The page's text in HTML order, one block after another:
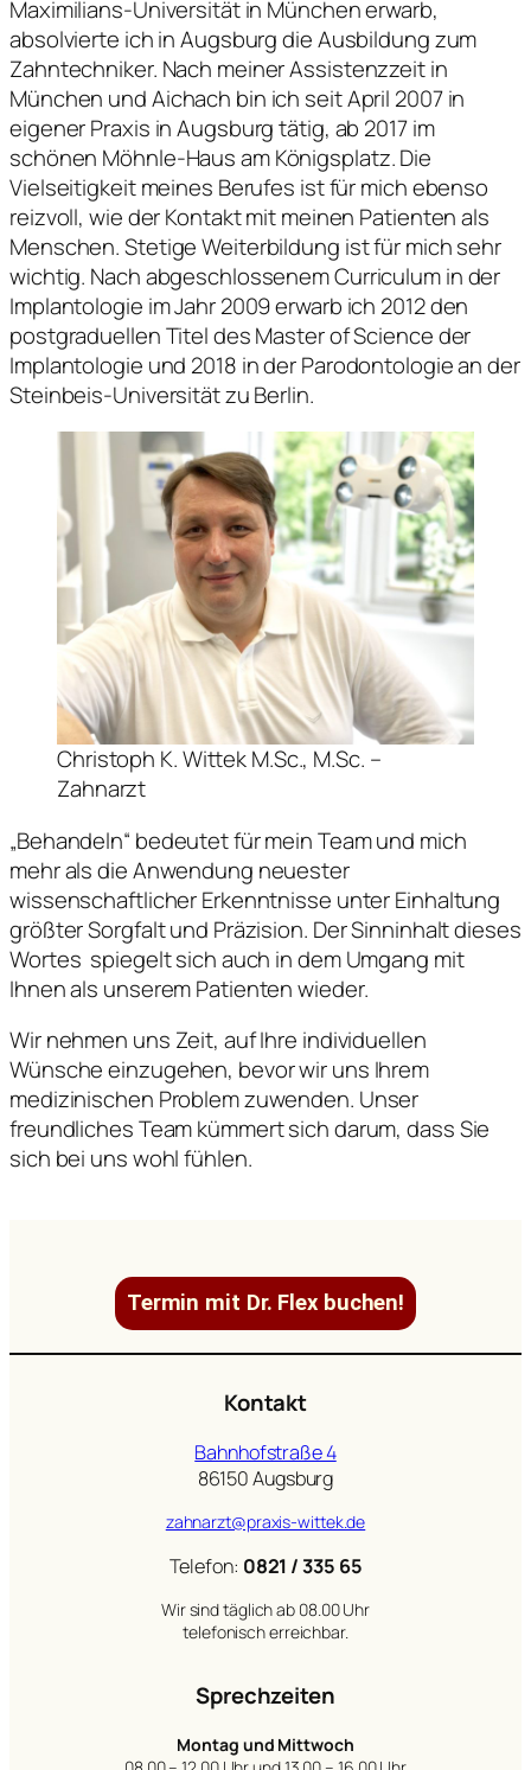
Maximilians-Universität in München erwarb,
absolvierte ich in Augsburg die Ausbildung zum
Zahntechniker. Nach meiner Assistenzzeit in
München und Aichach bin ich seit April 2007 in
eigener Praxis in Augsburg tätig, ab 2017 im
schönen Möhnle-Haus am Königsplatz. Die
Vielseitigkeit meines Berufes ist für mich ebenso
reizvoll, wie der Kontakt mit meinen Patienten als
Menschen. Stetige Weiterbildung ist für mich sehr
wichtig. Nach abgeschlossenem Curriculum in der
Implantologie im Jahr 2009 erwarb ich 2012 den
postgraduellen Titel des Master of Science der
Implantologie und 2018 in der Parodontologie an der
Steinbeis-Universität zu Berlin.
Christoph K. Wittek M.Sc., M.Sc. –
Zahnarzt
„Behandeln“ bedeutet für mein Team und mich
mehr als die Anwendung neuester
wissenschaftlicher Erkenntnisse unter Einhaltung
größter Sorgfalt und Präzision. Der Sinninhalt dieses
Wortes spiegelt sich auch in dem Umgang mit
Ihnen als unserem Patienten wieder.
Wir nehmen uns Zeit, auf Ihre individuellen
Wünsche einzugehen, bevor wir uns Ihrem
medizinischen Problem zuwenden. Unser
freundliches Team kümmert sich darum, dass Sie
sich bei uns wohl fühlen.
Termin mit Dr. Flex buchen!
Kontakt
Bahnhofstraße 4
86150 Augsburg
zahnarzt@praxis-wittek.de
Telefon: 0821 / 335 65
Wir sind täglich ab 08.00 Uhr
telefonisch erreichbar.
Sprechzeiten
Montag und Mittwoch